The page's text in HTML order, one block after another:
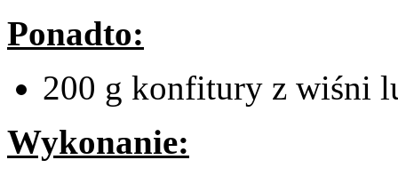
Ponadto:
200 g konfitury z wiśni
Wykonanie: